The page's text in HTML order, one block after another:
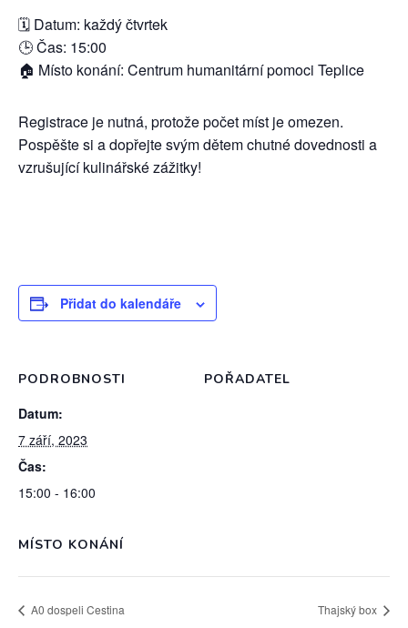
🗓️ Datum: každý čtvrtek
🕒 Čas: 15:00
🏠 Místo konání: Centrum humanitární pomoci Teplice
Registrace je nutná, protože počet míst je omezen.
Pospěšte si a dopřejte svým dětem chutné dovednosti a
vzrušující kulinářské zážitky!
Přidat do kalendáře
PODROBNOSTI
Datum:
7 září, 2023
Čas:
15:00 - 16:00
POŘADATEL
MÍSTO KONÁNÍ
A0 dospeli Cestina Thajský box